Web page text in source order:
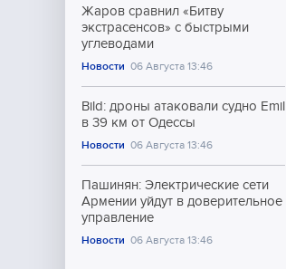
Жаров сравнил «Битву
экстрасенсов» с быстрыми
углеводами
Новости 06 Августа 13:46
Bild: дроны атаковали судно Emil
в 39 км от Одессы
Новости 06 Августа 13:46
Пашинян: Электрические сети
Армении уйдут в доверительное
управление
Новости 06 Августа 13:46